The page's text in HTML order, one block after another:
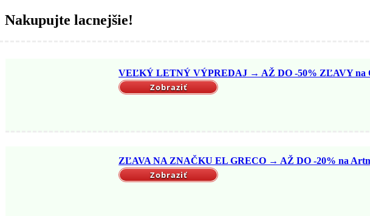
Nakupujte lacnejšie!
VEĽKÝ LETNÝ VÝPREDAJ → AŽ DO -50% ZĽAVY na
Zobraziť
ZĽAVA NA ZNAČKU EL GRECO → AŽ DO -20% na
Zobraziť